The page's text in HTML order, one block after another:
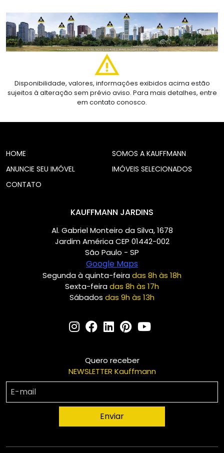
Disponibilidade, valores, informações exibidos acima estão
sujeitos à alteração sem prévio aviso. Para mais detalhes, entre
em contato conosco.
HOME
SOMOS A KAUFFMANN
ANUNCIE SEU IMÓVEL
IMÓVEIS SELECIONADOS
CONTATO
KAUFFMANN JARDINS
Al. Gabriel Monteiro da Silva, 1678
Jardim América CEP 01442-002
São Paulo - SP
Google Maps
Segunda à quinta-feiradas 8h às 18h
Sexta-feiradas 8h às 17h
Sábados das 9h às 13h
Quero receber
NEWSLETTER Kauffmann
Enviar